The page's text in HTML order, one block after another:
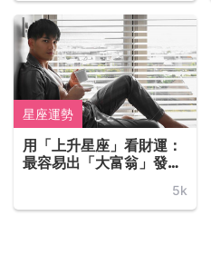
星座運勢
用「上升星座」看財運：
最容易出「大富翁」發財
5k